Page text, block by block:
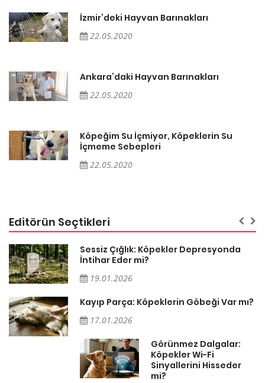
İzmir’deki Hayvan Barınakları
22.05.2020
Ankara’daki Hayvan Barınakları
22.05.2020
Köpeğim Su İçmiyor, Köpeklerin Su
İçmeme Sebepleri
22.05.2020
Editörün Seçtikleri
Sessiz Çığlık: Köpekler Depresyonda
İntihar Eder mi?
19.01.2026
Kayıp Parça: Köpeklerin Göbeği Var mı?
17.01.2026
Görünmez Dalgalar:
Köpekler Wi-Fi
Sinyallerini Hisseder
mi?